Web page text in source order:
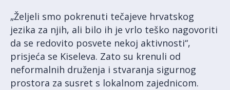
„Željeli smo pokrenuti tečajeve hrvatskog
jezika za njih, ali bilo ih je vrlo teško nagovoriti
da se redovito posvete nekoj aktivnosti“,
prisjeća se Kiseleva. Zato su krenuli od
neformalnih druženja i stvaranja sigurnog
prostora za susret s lokalnom zajednicom.